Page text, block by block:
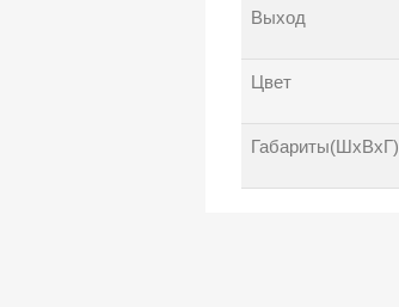
Выход
Цвет
Габариты(ШxВxГ)